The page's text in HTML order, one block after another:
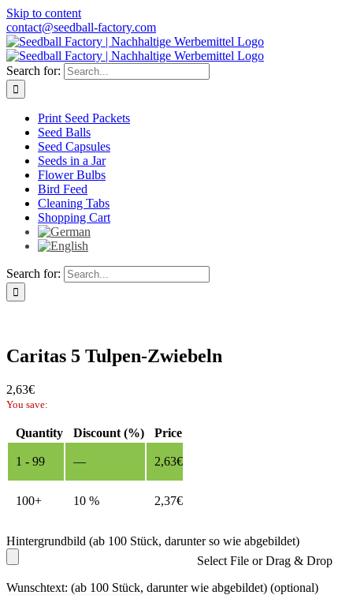
Skip to content
contact@seedball-factory.com
Search for:
Print Seed Packets
Seed Balls
Seed Capsules
Seeds in a Jar
Flower Bulbs
Bird Feed
Cleaning Tabs
Shopping Cart
Search for:
Caritas 5 Tulpen-Zwiebeln
2,63€
You save:
Quantity Discount (%) Price
1 - 99 — 2,63€
100+ 10 % 2,37€
Hintergrundbild (ab 100 Stück, darunter so wie abgebildet)
Select File or Drag & Drop
Wunschtext: (ab 100 Stück, darunter wie abgebildet) (optional)